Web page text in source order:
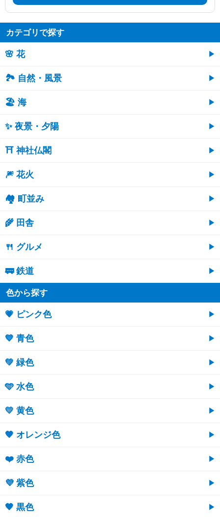
カテゴリで探す
🌸 花
🏞️ 自然・風景
🏖 海
✨ 夜景・夕陽
⛩ 神社仏閣
🎆 花火
🏘 町並み
🌾 田舎
🍴 グルメ
🚃 鉄道
色から探す
💗 ピンク色
💙 青色
💚 緑色
🩵 水色
💛 黄色
🧡 オレンジ色
❤️ 赤色
💜 紫色
🖤 黒色